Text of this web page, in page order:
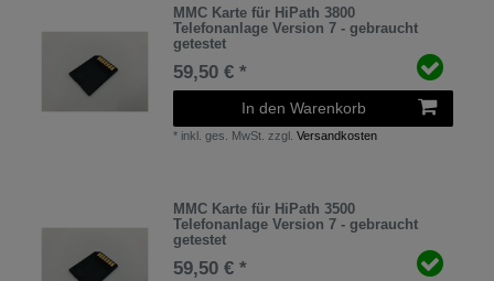
MMC Karte für HiPath 3800
Telefonanlage Version 7 - gebraucht
getestet
59,50 € *
In den Warenkorb
* inkl. ges. MwSt. zzgl.Versandkosten
MMC Karte für HiPath 3500
Telefonanlage Version 7 - gebraucht
getestet
59,50 € *